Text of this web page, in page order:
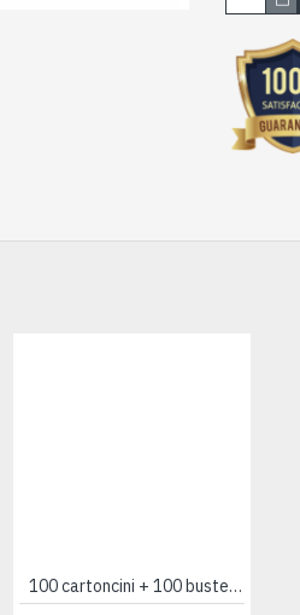
100 cartoncini + 100 buste 9x14 AZZURRO